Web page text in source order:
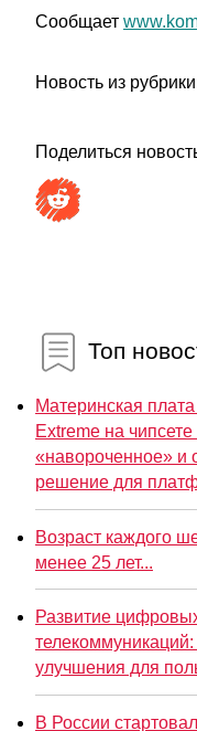
Сообщает
Новость из
Поделиться
Топ
Материнская
Extreme на
«навороченное» и
решение для
Возраст каждого
менее 25 лет...
Развитие
улучшения для
В России